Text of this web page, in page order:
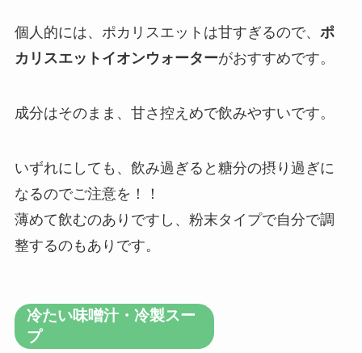
個人的には、ポカリスエットは甘すぎるので、 ポ
カリスエットイオンウォーターがおすすめです。
成分はそのまま、甘さ控えめで飲みやすいです。
いずれにしても、飲み過ぎると糖分の摂り過ぎに
なるのでご注意を！！
薄めて飲むのありですし、粉末タイプで自分で調
整するのもありです。
冷たい味噌汁・冷製スー
プ